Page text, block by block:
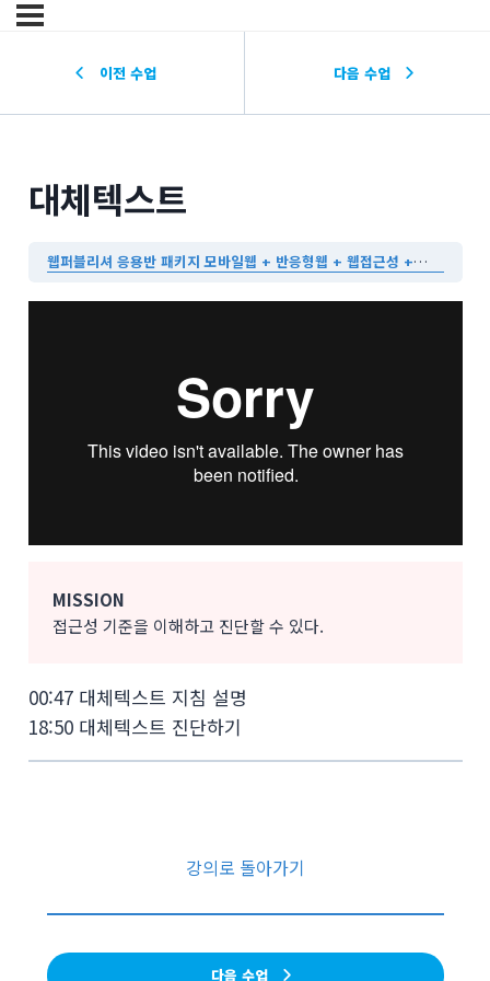
이전 수업 다음 수업
대체텍스트
웹퍼블리셔 응용반 패키지 모바일웹 + 반응형웹 + 웹접근성 + jQuery
MISSION
접근성 기준을 이해하고 진단할 수 있다.
00:47 대체텍스트 지침 설명
18:50 대체텍스트 진단하기
강의로 돌아가기
다음 수업